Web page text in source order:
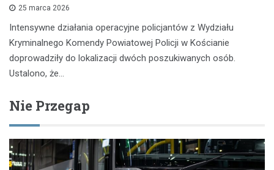
25 marca 2026
Intensywne działania operacyjne policjantów z Wydziału
Kryminalnego Komendy Powiatowej Policji w Kościanie
doprowadziły do lokalizacji dwóch poszukiwanych osób.
Ustalono, że…
Nie Przegap